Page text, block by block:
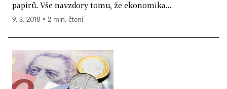
papírů. Vše navzdory tomu, že ekonomika...
9. 3. 2018 ▪ 2 min. čtení